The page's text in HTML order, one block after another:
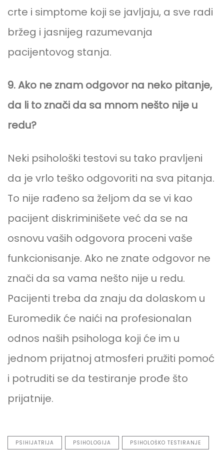
crte i simptome koji se javljaju, a sve radi
bržeg i jasnijeg razumevanja
pacijentovog stanja.
9. Ako ne znam odgovor na neko pitanje,
da li to znači da sa mnom nešto nije u
redu?
Neki psihološki testovi su tako pravljeni
da je vrlo teško odgovoriti na sva pitanja.
To nije rađeno sa željom da se vi kao
pacijent diskriminišete već da se na
osnovu vaših odgovora proceni vaše
funkcionisanje. Ako ne znate odgovor ne
znači da sa vama nešto nije u redu.
Pacijenti treba da znaju da dolaskom u
Euromedik će naići na profesionalan
odnos naših psihologa koji će im u
jednom prijatnoj atmosferi pružiti pomoć
i potruditi se da testiranje prođe što
prijatnije.
PSIHIJATRIJA PSIHOLOGIJA PSIHOLOŠKO TESTIRANJE